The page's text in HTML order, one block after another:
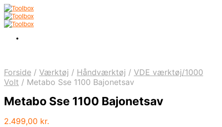
Forside / Værktøj / Håndværktøj / VDE værktøj/1000
Volt / Metabo Sse 1100 Bajonetsav
Metabo Sse 1100 Bajonetsav
2.499,00 kr.